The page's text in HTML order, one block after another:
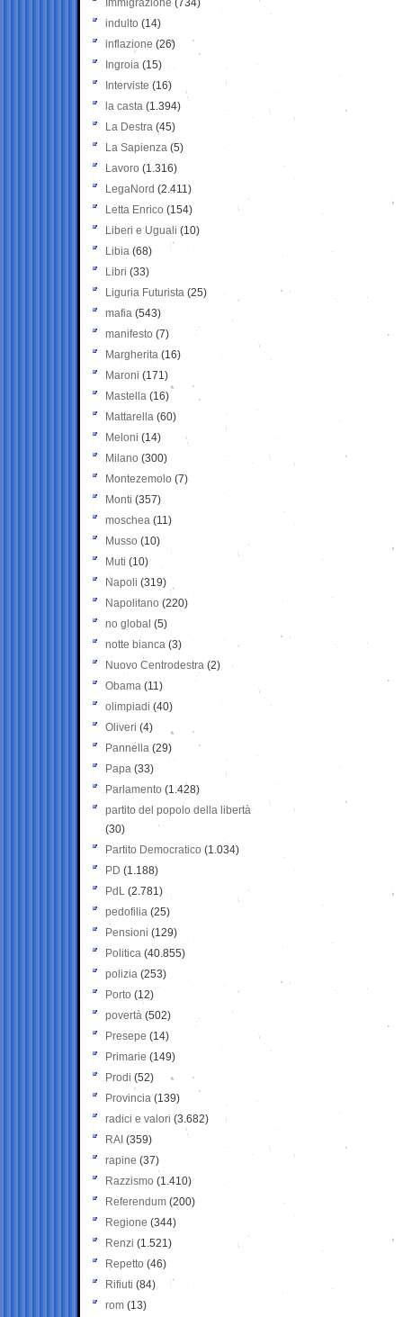
Immigrazione (734)
indulto (14)
inflazione (26)
Ingroia (15)
Interviste (16)
la casta (1.394)
La Destra (45)
La Sapienza (5)
Lavoro (1.316)
LegaNord (2.411)
Letta Enrico (154)
Liberi e Uguali (10)
Libia (68)
Libri (33)
Liguria Futurista (25)
mafia (543)
manifesto (7)
Margherita (16)
Maroni (171)
Mastella (16)
Mattarella (60)
Meloni (14)
Milano (300)
Montezemolo (7)
Monti (357)
moschea (11)
Musso (10)
Muti (10)
Napoli (319)
Napolitano (220)
no global (5)
notte bianca (3)
Nuovo Centrodestra (2)
Obama (11)
olimpiadi (40)
Oliveri (4)
Pannella (29)
Papa (33)
Parlamento (1.428)
partito del popolo della libertà
(30)
Partito Democratico (1.034)
PD (1.188)
PdL (2.781)
pedofilia (25)
Pensioni (129)
Politica (40.855)
polizia (253)
Porto (12)
povertà (502)
Presepe (14)
Primarie (149)
Prodi (52)
Provincia (139)
radici e valori (3.682)
RAI (359)
rapine (37)
Razzismo (1.410)
Referendum (200)
Regione (344)
Renzi (1.521)
Repetto (46)
Rifiuti (84)
rom (13)